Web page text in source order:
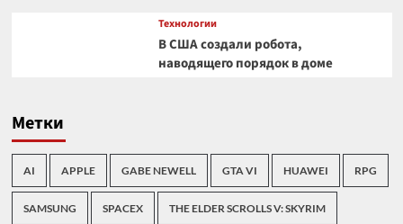
Технологии
В США создали робота,
наводящего порядок в доме
Метки
AI APPLE GABE NEWELL GTA VI HUAWEI RPG
SAMSUNG SPACEX THE ELDER SCROLLS V: SKYRIM